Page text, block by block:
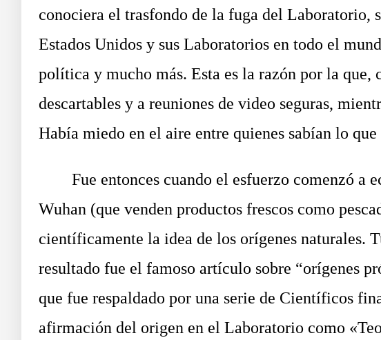
conociera el trasfondo de la fuga del Laboratorio,
Estados Unidos y sus Laboratorios en todo el
política y mucho más. Esta es la razón por la
descartables y a reuniones de video seguras,
Había miedo en el aire entre quienes sabían lo
Fue entonces cuando el esfuerzo comenzó a
Wuhan (que venden productos frescos como
científicamente la idea de los orígenes naturales.
resultado fue el famoso artículo sobre “orígenes
que fue respaldado por una serie de Científicos
afirmación del origen en el Laboratorio como